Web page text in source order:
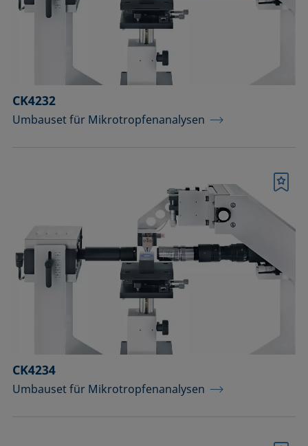
CK4232
Umbauset für Mikrotropfenanalysen
CK4234
Umbauset für Mikrotropfenanalysen
Merkliste